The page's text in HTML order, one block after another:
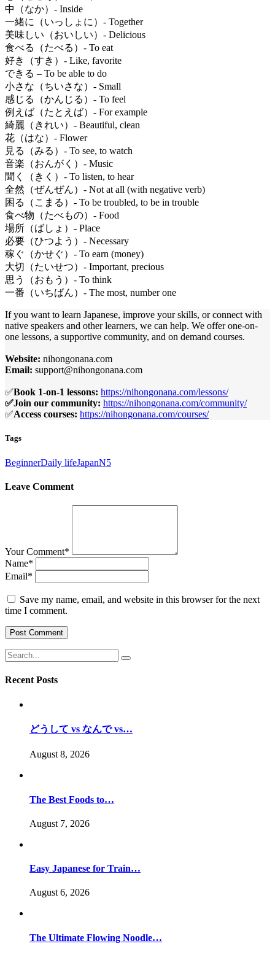
中（なか）- Inside
一緒に（いっしょに）- Together
美味しい（おいしい）- Delicious
食べる（たべる）- To eat
好き（すき）- Like, favorite
できる – To be able to do
小さな（ちいさな）- Small
感じる（かんじる）- To feel
例えば（たとえば）- For example
綺麗（きれい）- Beautiful, clean
花（はな）- Flower
見る（みる）- To see, to watch
音楽（おんがく）- Music
聞く（きく）- To listen, to hear
全然（ぜんぜん）- Not at all (with negative verb)
困る（こまる）- To be troubled, to be in trouble
食べ物（たべもの）- Food
場所（ばしょ）- Place
必要（ひつよう）- Necessary
稼ぐ（かせぐ）- To earn (money)
大切（たいせつ）- Important, precious
思う（おもう）- To think
一番（いちばん）- The most, number one
If you want to learn Japanese, improve your skills, or connect with
native speakers and other learners, we can help. We offer one-on-
one lessons, a supportive community, and on demand courses.
Website: nihongonana.com
Email: support@nihongonana.com
✅Book 1-on-1 lessons: https://nihongonana.com/lessons/
✅Join our community: https://nihongonana.com/community/
✅Access courses: https://nihongonana.com/courses/
Tags
BeginnerDaily lifeJapanN5
Leave Comment
Your Comment*
Name*
Email*
Save my name, email, and website in this browser for the next
time I comment.
Recent Posts
どうして vs なんで vs…
August 8, 2026
The Best Foods to…
August 7, 2026
Easy Japanese for Train…
August 6, 2026
The Ultimate Flowing Noodle…